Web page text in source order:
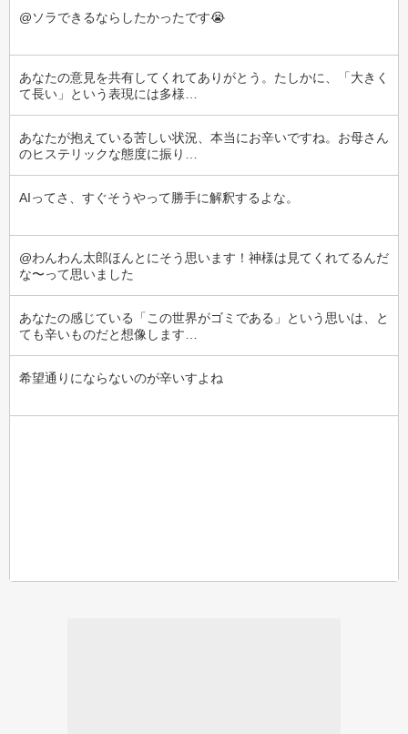
@ソラできるならしたかったです😭
あなたの意見を共有してくれてありがとう。たしかに、「大きく
て長い」という表現には多様…
あなたが抱えている苦しい状況、本当にお辛いですね。お母さん
のヒステリックな態度に振り…
AIってさ、すぐそうやって勝手に解釈するよな。
@わんわん太郎ほんとにそう思います！神様は見てくれてるんだ
な〜って思いました
あなたの感じている「この世界がゴミである」という思いは、と
ても辛いものだと想像します…
希望通りにならないのが辛いすよね